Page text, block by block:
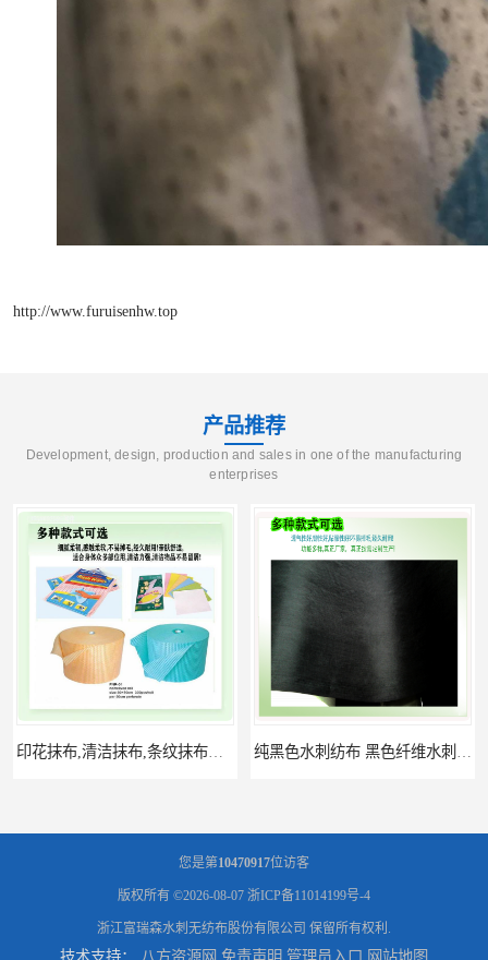
http://www.furuisenhw.top
产品推荐
Development, design, production and sales in one of the manufacturing
enterprises
您是第10470917位访客
版权所有 ©2026-08-07 浙ICP备11014199号-4
浙江富瑞森水刺无纺布股份有限公司 保留所有权利.
技术支持： 八方资源网 免责声明 管理员入口 网站地图